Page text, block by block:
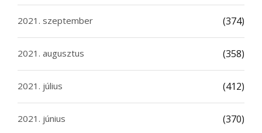
2021. szeptember (374)
2021. augusztus (358)
2021. július (412)
2021. június (370)